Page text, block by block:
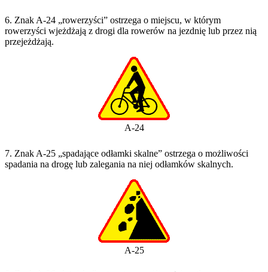
6. Znak A-24 „rowerzyści” ostrzega o miejscu, w którym
rowerzyści wjeżdżają z drogi dla rowerów na jezdnię lub przez nią
przejeżdżają.
A-24
7. Znak A-25 „spadające odłamki skalne” ostrzega o możliwości
spadania na drogę lub zalegania na niej odłamków skalnych.
A-25